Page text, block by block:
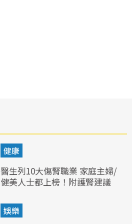
健康
醫生列10大傷腎職業 家庭主婦/
健美人士都上榜！附護腎建議
娛樂